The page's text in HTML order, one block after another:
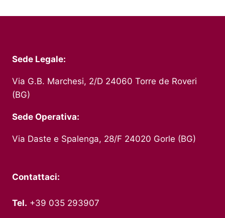
Sede Legale:
Via G.B. Marchesi, 2/D 24060 Torre de Roveri
(BG)
Sede Operativa:
Via Daste e Spalenga, 28/F 24020 Gorle (BG)
Contattaci:
Tel. +39 035 293907